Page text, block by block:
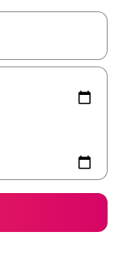
med upp- och